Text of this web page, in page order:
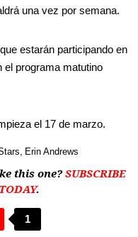
una vez por semana.
estarán participando en
el programa matutino
el 17 de marzo.
Erin Andrews
this one?SUBSCRIBE
.
1